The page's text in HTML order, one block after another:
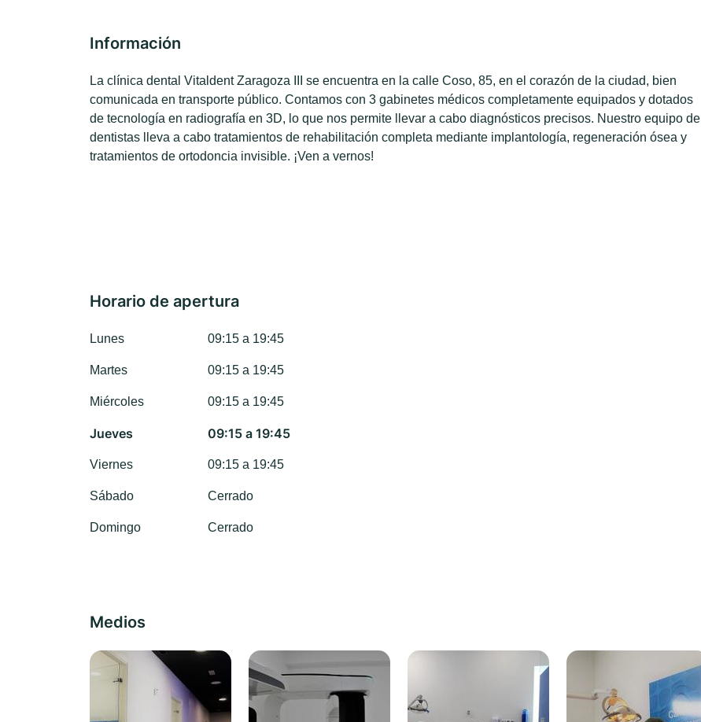
Información
La clínica dental Vitaldent Zaragoza III se encuentra en la calle Coso, 85, en el corazón de la ciudad, bien
comunicada en transporte público. Contamos con 3 gabinetes médicos completamente equipados y dotados
de tecnología en radiografía en 3D, lo que nos permite llevar a cabo diagnósticos precisos. Nuestro equipo de
dentistas lleva a cabo tratamientos de rehabilitación completa mediante implantología, regeneración ósea y
tratamientos de ortodoncia invisible. ¡Ven a vernos!
Horario de apertura
Lunes 09:15 a 19:45
Martes 09:15 a 19:45
Miércoles 09:15 a 19:45
Jueves 09:15 a 19:45
Viernes 09:15 a 19:45
Sábado Cerrado
Domingo Cerrado
Medios